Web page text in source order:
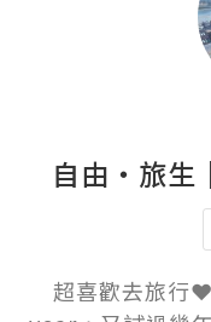
自由・旅
超喜歡去旅行